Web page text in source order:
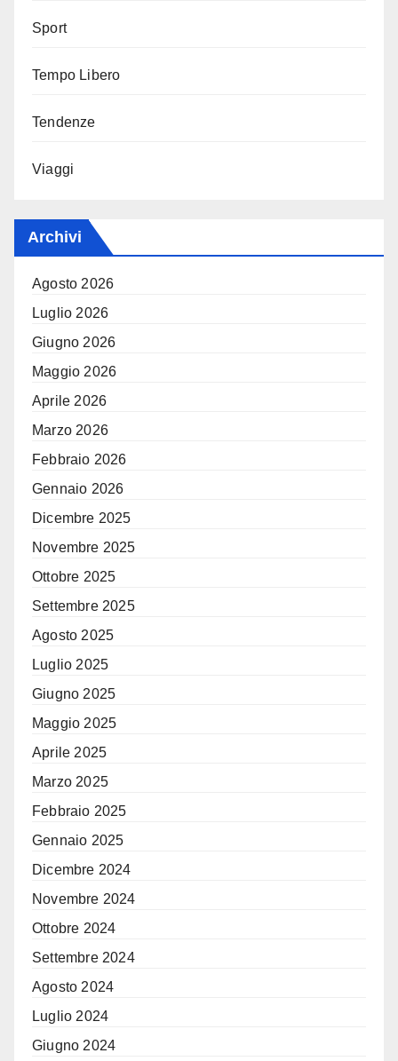
Sport
Tempo Libero
Tendenze
Viaggi
Archivi
Agosto 2026
Luglio 2026
Giugno 2026
Maggio 2026
Aprile 2026
Marzo 2026
Febbraio 2026
Gennaio 2026
Dicembre 2025
Novembre 2025
Ottobre 2025
Settembre 2025
Agosto 2025
Luglio 2025
Giugno 2025
Maggio 2025
Aprile 2025
Marzo 2025
Febbraio 2025
Gennaio 2025
Dicembre 2024
Novembre 2024
Ottobre 2024
Settembre 2024
Agosto 2024
Luglio 2024
Giugno 2024